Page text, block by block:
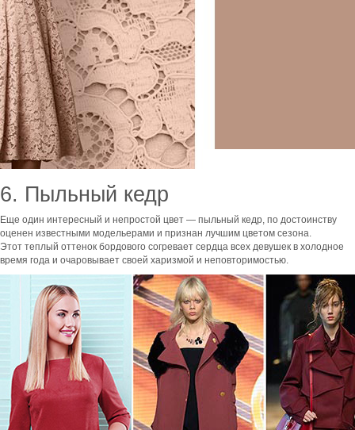
6. Пыльный кедр
Еще один интересный и непростой цвет — пыльный кедр, по достоинству
оценен известными модельерами и признан лучшим цветом сезона.
Этот теплый оттенок бордового согревает сердца всех девушек в холодное
время года и очаровывает своей харизмой и неповторимостью.